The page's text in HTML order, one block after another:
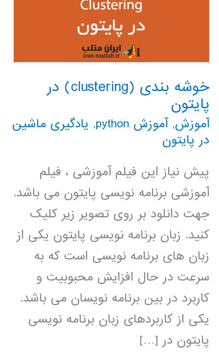
خوشه بندی (clustering) در
پایتون
آموزش,آموزش python , یادگیری ماشین
در پایتون
پیش نیاز این فیلم آموزشی ، فیلم
آموزشی برنامه نویسی پایتون می باشد.
جهت دانلود بر روی تصویر زیر کلیک
کنید. زبان برنامه نویسی پایتون یکی از
زبان های برنامه نویسی است که به
سرعت در حال افزایش محبوبیت و
کاربرد در بین برنامه نویسان می باشد.
یکی از کاربردهای زبان برنامه نویسی
پایتون در […]